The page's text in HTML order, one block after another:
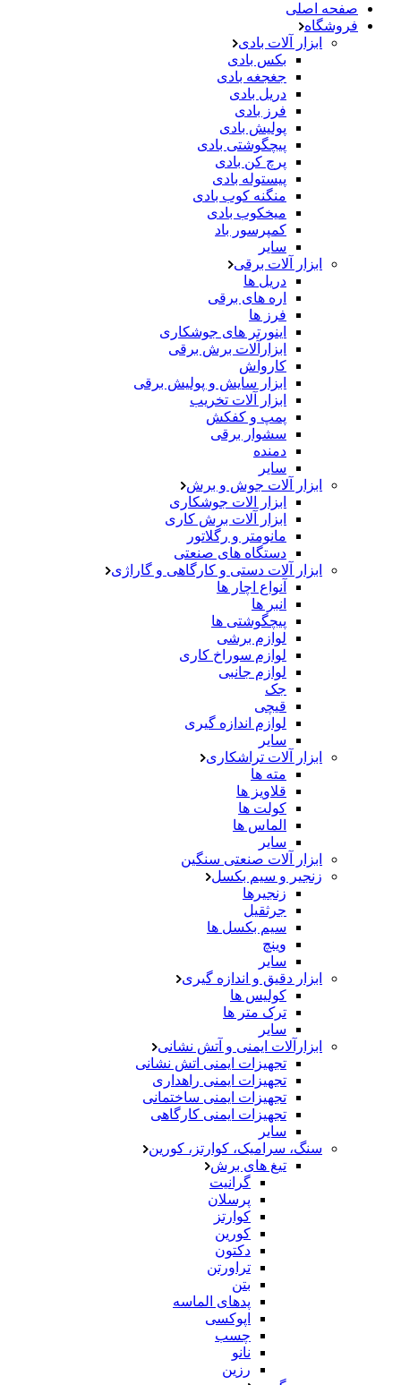
صفحه اصلی
فروشگاه
ابزار آلات بادی
بکس بادی
جغجغه بادی
دریل بادی
فرز بادی
پولیش بادی
پیچگوشتی بادی
پرچ کن بادی
پیستوله بادی
منگنه کوب بادی
میخکوب بادی
کمپرسور باد
سایر
ابزار آلات برقی
دریل ها
اره های برقی
فرز ها
اینورتر های جوشکاری
ابزارآلات برش برقی
کارواش
ابزار سایش و پولیش برقی
ابزار آلات تخریب
پمپ و کفکش
سشوار برقی
دمنده
سایر
ابزار آلات جوش و برش
ابزار الات جوشکاری
ابزار آلات برش کاری
مانومتر و رگلاتور
دستگاه های صنعتی
ابزار آلات دستی و کارگاهی و گاراژی
آنواع اچار ها
انبر ها
پیچگوشتی ها
لوازم برشی
لوازم سوراخ کاری
لوازم جانبی
جک
قیچی
لوازم اندازه گیری
سایر
ابزار آلات تراشکاری
مته ها
قلاویز ها
کولت ها
الماس ها
سایر
ابزار آلات صنعتی سنگین
زنجیر و سیم بکسل
زنجیرها
جرثقیل
سیم بکسل ها
وینچ
سایر
ابزار دقیق و اندازه گیری
کولیس ها
ترک متر ها
سایر
ابزارآلات ایمنی و آتش نشانی
تجهیزات ایمنی اتش نشانی
تجهیزات ایمنی راهداری
تجهیزات ایمنی ساختمانی
تجهیزات ایمنی کارگاهی
سایر
سنگ، سرامیک، کوارتز، کورین
تیغ های برش
گرانیت
پرسلان
کوارتز
کورین
دکتون
تراورتن
بتن
پدهای الماسه
اپوکسی
چسب
نانو
رزین